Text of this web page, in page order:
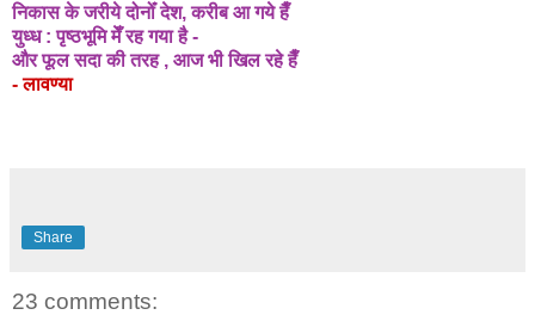
निकास के जरीये दोनोँ देश, करीब आ गये हैँ
युध्ध : पृष्ठभूमि मेँ रह गया है -
और फूल सदा की तरह , आज भी खिल रहे हैँ
- लावण्या
Share
23 comments: